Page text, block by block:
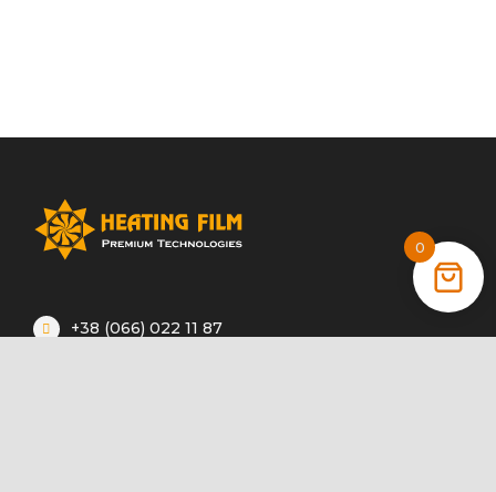
+38 (066) 022 11 87
0